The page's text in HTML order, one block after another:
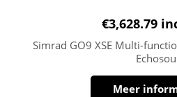
€3,628.79
Simrad GO9 XSE Multi-
Echosou
Meer